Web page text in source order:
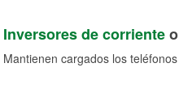
Inversores de corrienteo
Mantienen cargados los